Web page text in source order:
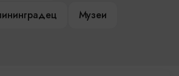
Музеи